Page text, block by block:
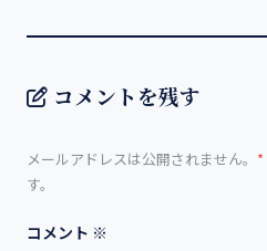
コメントを残す
メールアドレスは公開されません。 *
す。
コメント ※